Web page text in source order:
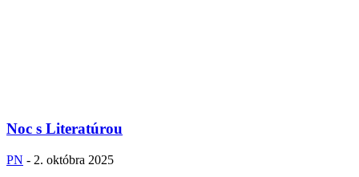
Noc s Literatúrou
PN - 2. októbra 2025